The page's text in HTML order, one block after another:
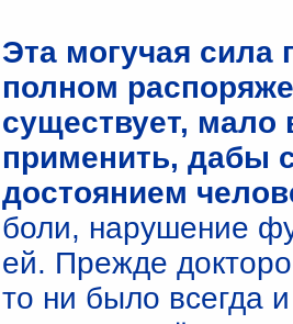
Эта могучая сила
полном
существует,
применить, дабы
достоянием
боли, нарушение
ей. Прежде
то ни было всегда